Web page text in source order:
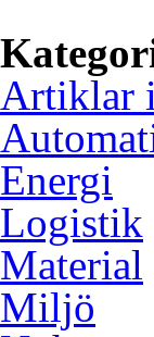
Artiklar
Energi
Logistik
Material
Miljö